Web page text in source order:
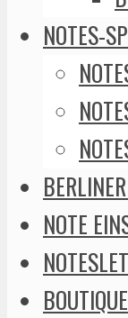
NOTES-
NOTE
BOUTIQUE